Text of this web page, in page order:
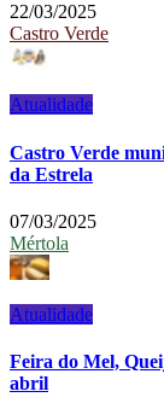
22/03/2025
Castro Verde
Atualidade
Castro Verde
da Estrela
07/03/2025
Mértola
Atualidade
Feira do Mel,
abril